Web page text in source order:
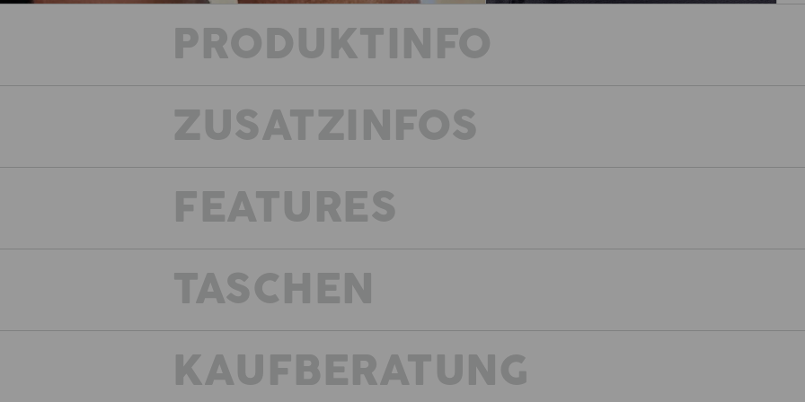
PRODUKTINFO
In der Hitze des Gefechts braucht
wenn’s brenzlig wird. Die Active-
durch zusätzliche Reflektoren. Die
nicht nur sportlich in der Funktion,
Sitzen optimalen Komfort bieten -
ZUSATZINFOS
FEATURES
SO NACHGIEBIG
TASCHEN
KAUFBERATUNG